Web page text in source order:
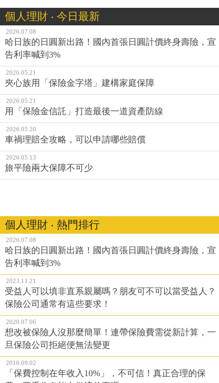
個人理財 ‧ 今日最新
2026.07.08
哈日族的日圓新出路！國內首張日圓計價終身壽險，宣
告利率喊到3%
2026.05.21
夾心族用「保險金字塔」建構家庭保障
2026.05.21
用「保險金信託」打造最後一道資產防線
2026.05.20
車禍理賠全攻略，可以申請哪些賠償
2026.05.13
旅平險兩大保障不可少
個人理財 ‧ 熱門排行
2026.07.08
哈日族的日圓新出路！國內首張日圓計價終身壽險，宣
告利率喊到3%
2023.11.21
受益人可以填非直系親屬嗎？朋友可不可以當受益人？
保險公司通常有這些要求！
2020.07.06
想改被保險人沒那麼簡單！連帶保險費需從新計算，一
旦保險公司拒絕便無法變更
2016.09.02
「保費控制在年收入10%」，不可信！真正合理的保